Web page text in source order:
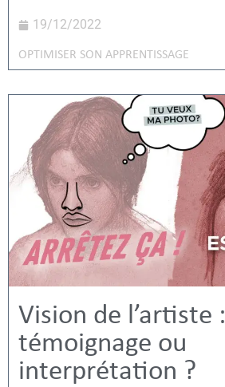
19/12/2022
OPTIMISER SON APPRENTISSAGE
Vision de l’artiste :
témoignage ou
interprétation ?